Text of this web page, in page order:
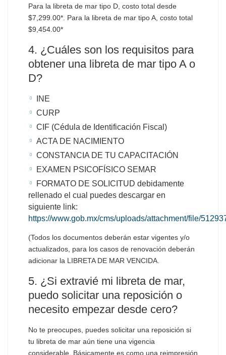
Para la libreta de mar tipo D, costo total desde
$7,299.00*. Para la libreta de mar tipo A, costo total
$9,454.00*
4. ¿Cuáles son los requisitos para
obtener una libreta de mar tipo A o
D?
INE
CURP
CIF (Cédula de Identificación Fiscal)
ACTA DE NACIMIENTO
CONSTANCIA DE TU CAPACITACIÓN
EXAMEN PSICOFÍSICO SEMAR
FORMATO DE SOLICITUD debidamente
rellenado el cual puedes descargar en
siguiente link:
https://www.gob.mx/cms/uploads/attachment/file/
(Todos los documentos deberán estar vigentes y/o
actualizados, para los casos de renovación deberán
adicionar la LIBRETA DE MAR VENCIDA.
5. ¿Si extravié mi libreta de mar,
puedo solicitar una reposición o
necesito empezar desde cero?
No te preocupes, puedes solicitar una reposición si
tu libreta de mar aún tiene una vigencia
considerable. Básicamente es como una reimpresión